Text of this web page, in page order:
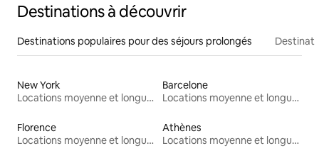
Destinations à découvrir
Destinations populaires pour des séjours prolongés
New York
Locations moyenne et longue durée
Barcelone
Locations moyenne et longue durée
Florence
Locations moyenne et longue durée
Athènes
Locations moyenne et longue durée